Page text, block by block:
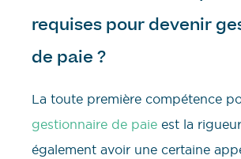
requises pour devenir
de paie ?
La toute première compétence
gestionnaire de paie est la
également avoir une certaine